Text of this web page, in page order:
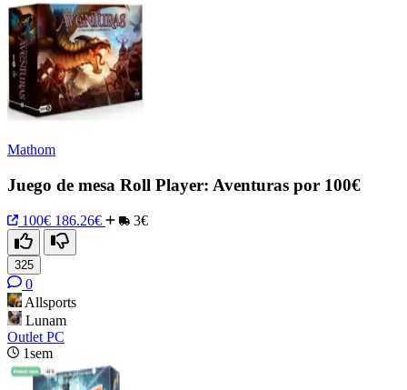
Mathom
Juego de mesa Roll Player: Aventuras por 100€
100€ 186.26€ 3€
325
0
Allsports
Lunam
Outlet PC
1sem